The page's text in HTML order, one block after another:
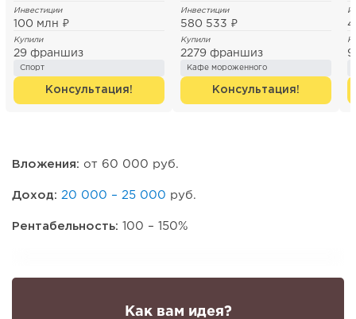
Инвестиции
100 млн ₽
Купили
29 франшиз
Спорт
Консультация!
Инвестиции
580 533 ₽
Купили
2279 франшиз
Кафе мороженного
Консультация!
Вложения: от 60 000 руб.
Доход: 20 000 – 25 000 руб.
Рентабельность: 100 – 150%
Как вам идея?